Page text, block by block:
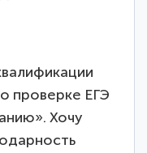
проверке ЕГЭ
Хочу